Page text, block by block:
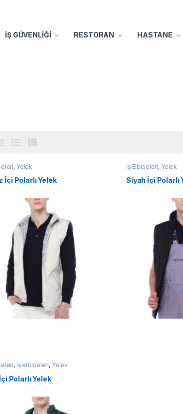
İŞ GÜVENLİĞİ RESTORAN HASTANE
, Yelek
İçi Polarlı Yelek
İş Elbiseleri, Yelek
Siyah İçi Polarlı
, iş elbiseleri, Yelek
Polarlı Yelek